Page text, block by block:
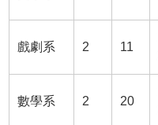
戲劇系 2 11
數學系 2 20